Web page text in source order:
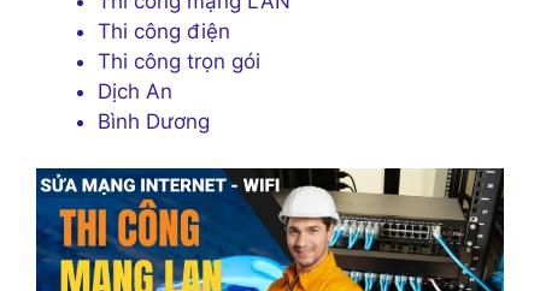
Thi công điện
Thi công trọn gói
Dịch An
Bình Dương